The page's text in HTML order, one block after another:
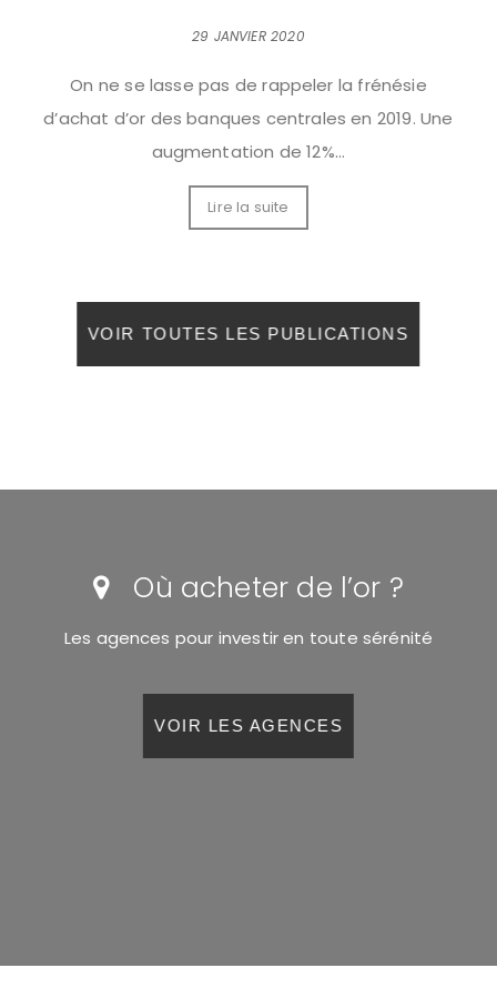
29 JANVIER 2020
On ne se lasse pas de rappeler la frénésie
d’achat d’or des banques centrales en 2019. Une
augmentation de 12%...
Lire la suite
VOIR TOUTES LES PUBLICATIONS
Où acheter de l’or ?
Les agences pour investir en toute sérénité
VOIR LES AGENCES